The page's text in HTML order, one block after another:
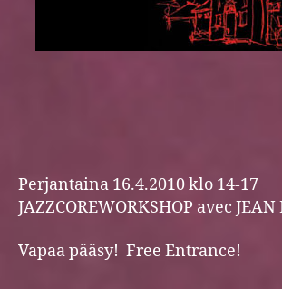
Perjantaina 16.4.2010 klo 14-17
JAZZCOREWORKSHOP avec JEAN
Vapaa pääsy! Free Entrance!